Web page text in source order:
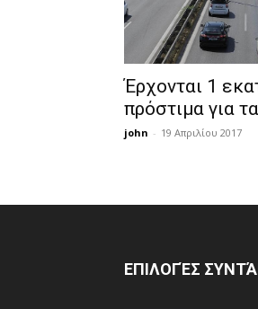
Έρχονται 1
πρόστιμα για
john - 19 Απριλίου 2017
ΕΠΙΛΟΓΈΣ